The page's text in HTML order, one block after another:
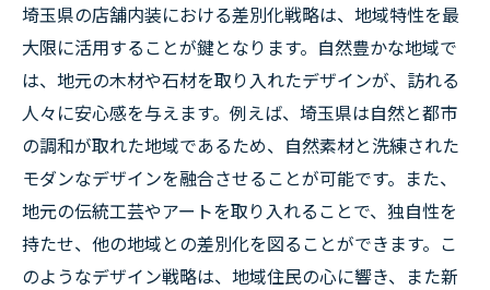
埼玉県の店舗内装における差別化戦略は、地域特性を最
大限に活用することが鍵となります。自然豊かな地域で
は、地元の木材や石材を取り入れたデザインが、訪れる
人々に安心感を与えます。例えば、埼玉県は自然と都市
の調和が取れた地域であるため、自然素材と洗練された
モダンなデザインを融合させることが可能です。また、
地元の伝統工芸やアートを取り入れることで、独自性を
持たせ、他の地域との差別化を図ることができます。こ
のようなデザイン戦略は、地域住民の心に響き、また新